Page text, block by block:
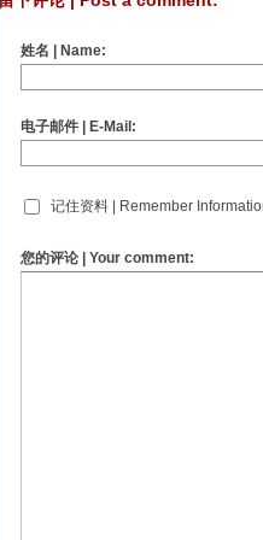
姓名 | Name:
电子邮件 | E-Mail:
记住资料 | Remember
您的评论 | Your comment: